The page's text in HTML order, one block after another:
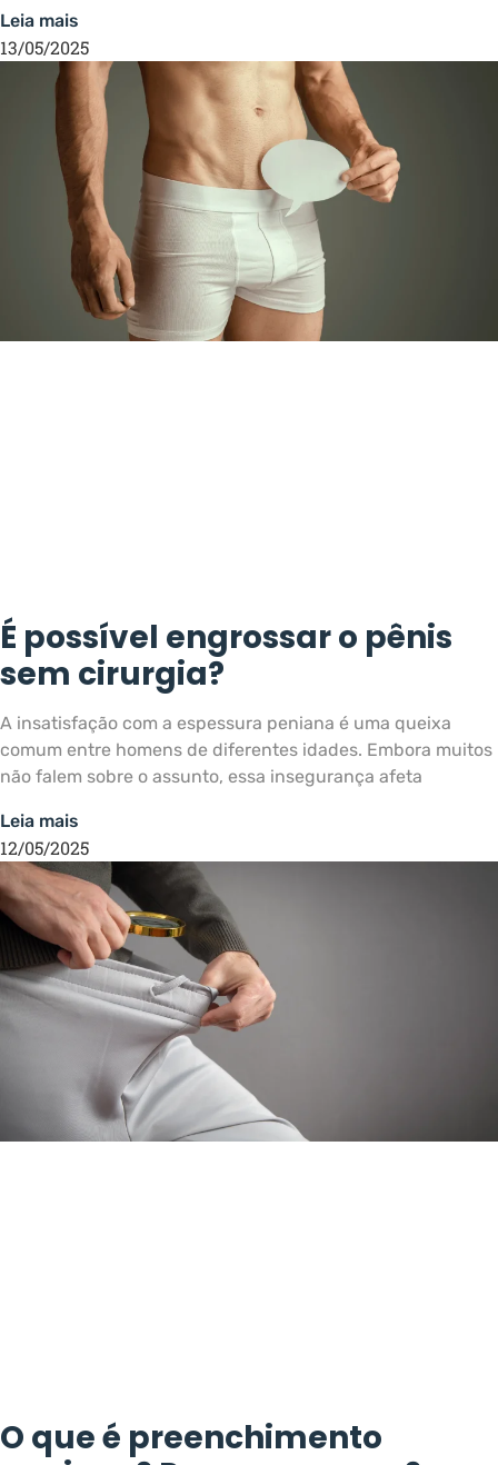
Leia mais
13/05/2025
É possível engrossar o pênis
sem cirurgia?
A insatisfação com a espessura peniana é uma queixa
comum entre homens de diferentes idades. Embora muitos
não falem sobre o assunto, essa insegurança afeta
Leia mais
12/05/2025
O que é preenchimento